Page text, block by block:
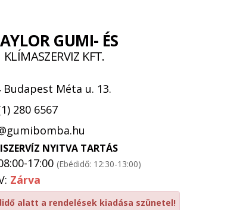
GUMI- ÉS
KLÍMASZERVIZ KFT.
Budapest Méta u. 13.
280 6567
NYITVA TARTÁS
17:00 (Ebédidő: 12:30-13:00)
Zárva
alatt a rendelések kiadása szünetel!